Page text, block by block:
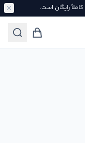
کاملاً رایگان است.